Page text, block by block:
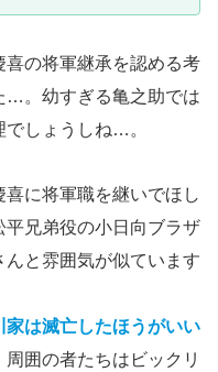
の将軍継承を認める考
…。幼すぎる亀之助では
でしょうしね…。
に将軍職を継いでほし
兄弟役の小日向ブラザ
と雰囲気が似ています
家は滅亡したほうがいい
囲の者たちはビックリ